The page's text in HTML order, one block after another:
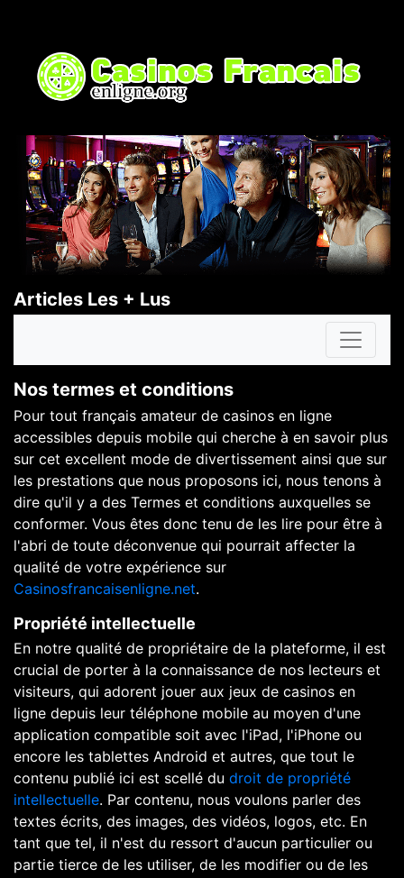
Articles Les + Lus
Nos termes et conditions
Pour tout français amateur de casinos en ligne
accessibles depuis mobile qui cherche à en savoir plus
sur cet excellent mode de divertissement ainsi que sur
les prestations que nous proposons ici, nous tenons à
dire qu'il y a des Termes et conditions auxquelles se
conformer. Vous êtes donc tenu de les lire pour être à
l'abri de toute déconvenue qui pourrait affecter la
qualité de votre expérience sur
Casinosfrancaisenligne.net.
Propriété intellectuelle
En notre qualité de propriétaire de la plateforme, il est
crucial de porter à la connaissance de nos lecteurs et
visiteurs, qui adorent jouer aux jeux de casinos en
ligne depuis leur téléphone mobile au moyen d'une
application compatible soit avec l'iPad, l'iPhone ou
encore les tablettes Android et autres, que tout le
contenu publié ici est scellé du droit de propriété
intellectuelle. Par contenu, nous voulons parler des
textes écrits, des images, des vidéos, logos, etc. En
tant que tel, il n'est du ressort d'aucun particulier ou
partie tierce de les utiliser, de les modifier ou de les